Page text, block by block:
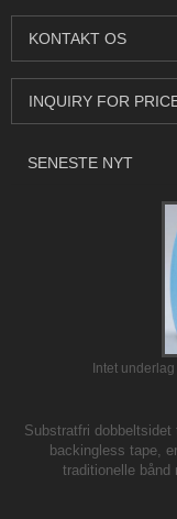
KONTAKT OS
INQUIRY FOR
SENESTE NYT
Intet
Substratfri
backingless tape,
traditionelle